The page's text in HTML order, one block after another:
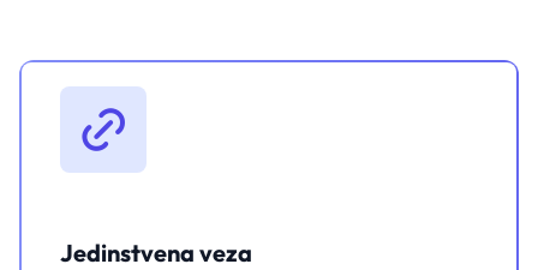
Jedinstvena veza